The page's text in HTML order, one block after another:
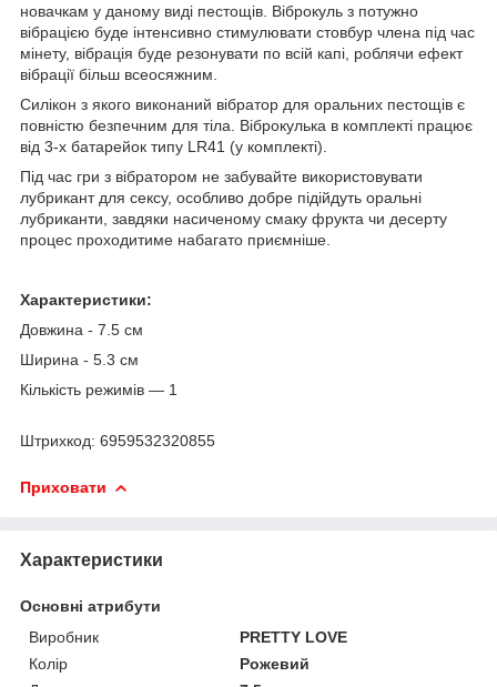
новачкам у даному виді пестощів. Віброкуль з потужно
вібрацією буде інтенсивно стимулювати стовбур члена під час
мінету, вібрація буде резонувати по всій капі, роблячи ефект
вібрації більш всеосяжним.
Силікон з якого виконаний вібратор для оральних пестощів є
повністю безпечним для тіла. Віброкулька в комплекті працює
від 3-х батарейок типу LR41 (у комплекті).
Під час гри з вібратором не забувайте використовувати
лубрикант для сексу, особливо добре підійдуть оральні
лубриканти, завдяки насиченому смаку фрукта чи десерту
процес проходитиме набагато приємніше.
Характеристики:
Довжина - 7.5 см
Ширина - 5.3 см
Кількість режимів — 1
Штрихкод: 6959532320855
Приховати
Характеристики
Основні атрибути
Виробник
PRETTY LOVE
Колір
Рожевий